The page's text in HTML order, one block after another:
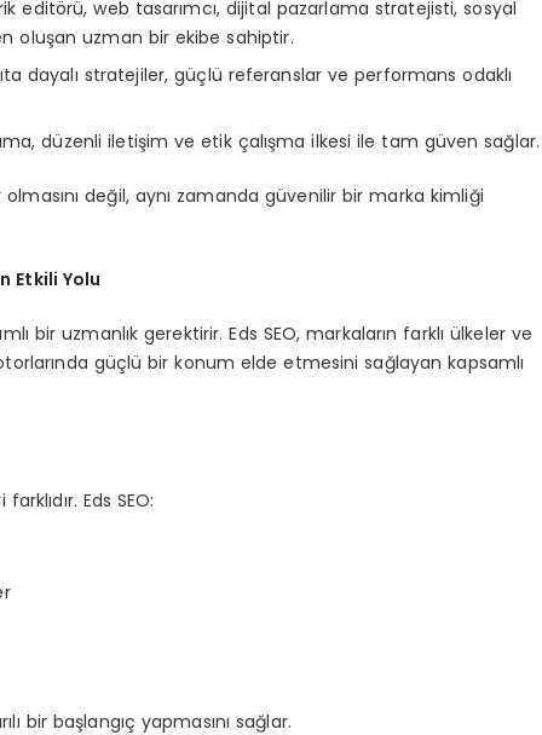
editörü, web tasarımcı, dijital pazarlama stratejisti, sosyal
oluşan uzman bir ekibe sahiptir.
dayalı stratejiler, güçlü referanslar ve performans odaklı
düzenli iletişim ve etik çalışma ilkesi ile tam güven sağlar.
değil, aynı zamanda güvenilir bir marka kimliği
Etkili Yolu
bir uzmanlık gerektirir. Eds SEO, markaların farklı ülkeler ve
güçlü bir konum elde etmesini sağlayan kapsamlı
Eds SEO:
bir başlangıç yapmasını sağlar.